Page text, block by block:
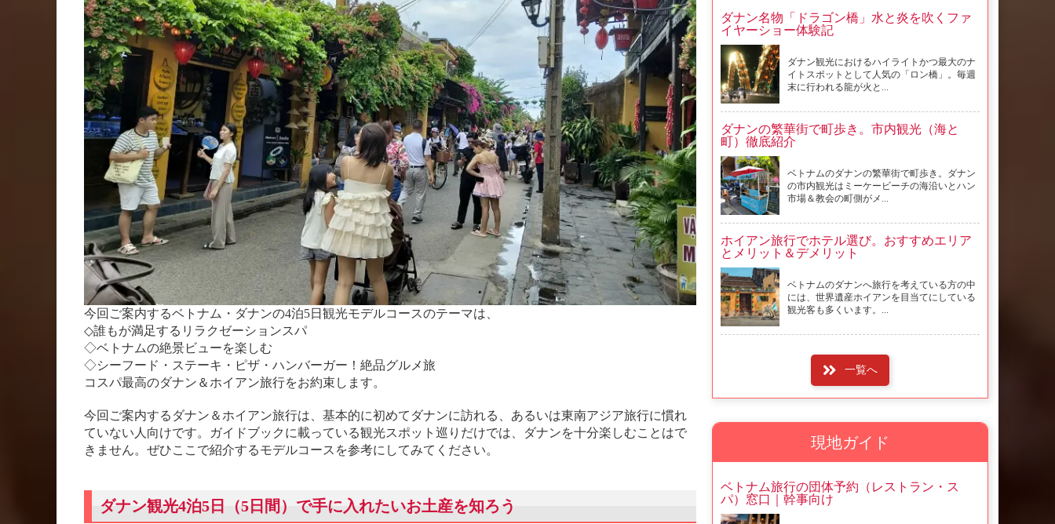
今回ご案内するベトナム・ダナンの4泊5日観光モデルコースのテーマは、
◇誰もが満足するリラクゼーションスパ
◇ベトナムの絶景ビューを楽しむ
◇シーフード・ステーキ・ピザ・ハンバーガー！絶品グルメ旅
コスパ最高のダナン＆ホイアン旅行をお約束します。
今回ご案内するダナン＆ホイアン旅行は、基本的に初めてダナンに訪れる、あるいは東南アジア旅行に慣れ
ていない人向けです。ガイドブックに載っている観光スポット巡りだけでは、ダナンを十分楽しむことはで
きません。ぜひここで紹介するモデルコースを参考にしてみてください。
ダナン観光4泊5日（5日間）で手に入れたいお土産を知ろう
ダナン名物「ドラゴン橋」水と炎を吹くファ
イヤーショー体験記
ダナン観光におけるハイライトかつ最大のナ
イトスポットとして人気の「ロン橋」。毎週
末に行われる龍が火と...
ダナンの繁華街で町歩き。市内観光（海と
町）徹底紹介
ベトナムのダナンの繁華街で町歩き。ダナン
の市内観光はミーケービーチの海沿いとハン
市場＆教会の町側がメ...
ホイアン旅行でホテル選び。おすすめエリア
とメリット＆デメリット
ベトナムのダナンへ旅行を考えている方の中
には、世界遺産ホイアンを目当てにしている
観光客も多くいます。...
一覧へ
現地ガイド
ベトナム旅行の団体予約（レストラン・ス
パ）窓口｜幹事向け